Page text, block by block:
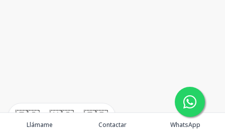
🇪🇸 🇺🇸 🇫🇷
Llámame Contactar WhatsApp